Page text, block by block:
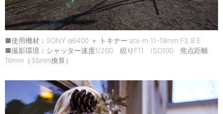
■使用機材：SONY α6400 ＋ トキナー atx-m 11-18mm F2.8 E
■撮影環境：シャッター速度1/200 絞りF11 ISO100 焦点距離
16mm（35mm換算）